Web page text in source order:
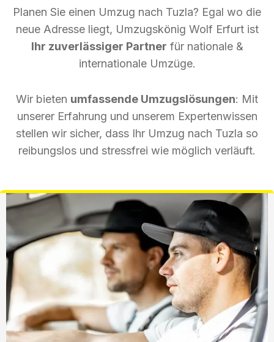
Planen Sie einen Umzug nach Tuzla? Egal wo die
neue Adresse liegt, Umzugskönig Wolf Erfurt ist
Ihr zuverlässiger Partner für nationale &
internationale Umzüge.
Wir bieten umfassende Umzugslösungen: Mit
unserer Erfahrung und unserem Expertenwissen
stellen wir sicher, dass Ihr Umzug nach Tuzla so
reibungslos und stressfrei wie möglich verläuft.